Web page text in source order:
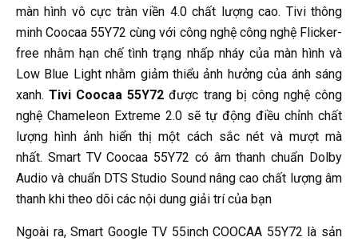
màn hình vô cực tràn viền 4.0 chất lượng cao. Tivi thông
minh Coocaa 55Y72 cùng với công nghệ công nghệ Flicker-
free nhằm hạn chế tình trạng nhấp nháy của màn hình và
Low Blue Light nhằm giảm thiểu ảnh hưởng của ánh sáng
xanh.Tivi Coocaa 55Y72 được trang bị công nghệ công
nghệ Chameleon Extreme 2.0 sẽ tự động điều chỉnh chất
lượng hình ảnh hiển thị một cách sắc nét và mượt mà
nhất. Smart TV Coocaa 55Y72 có âm thanh chuẩn Dolby
Audio và chuẩn DTS Studio Sound nâng cao chất lượng âm
thanh khi theo dõi các nội dung giải trí của bạn
Ngoài ra, Smart Google TV 55inch COOCAA 55Y72 là sản